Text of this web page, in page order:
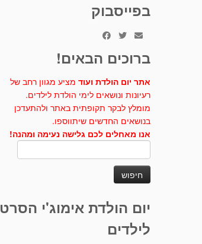
בפייסבוק
ברוכים הבאים!
אתר יום הולדת ועוד מציע מגוון רחב של
רעיונות ונושאים לימי הולדת לילדים.
מומלץ לבקר תקופתית באתר ולהתעדכן
בנושאים החדשים שיתווספו.
אנו מאחלים לכם גלישה נעימה ומהנה!
יום הולדת אימוג'י הסרט
לילדים